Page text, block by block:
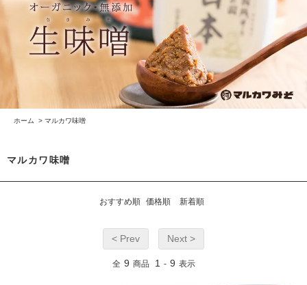
ホーム > マルカワ味噌
マルカワ味噌
おすすめ順 価格順 新着順
< Prev Next >
全 9 商品 1 - 9 表示